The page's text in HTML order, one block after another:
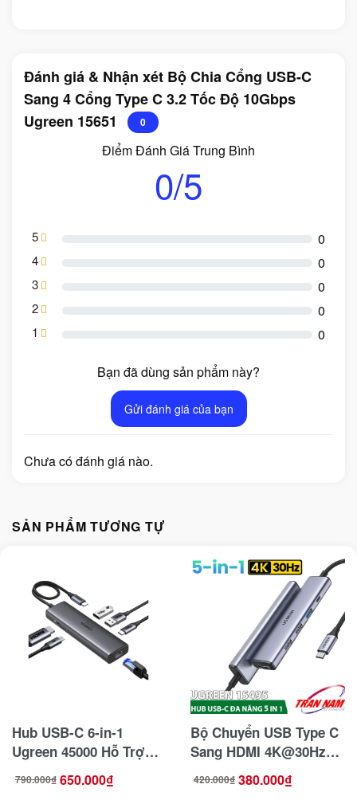
Đánh giá & Nhận xét Bộ Chia Cổng USB-C
Sang 4 Cổng Type C 3.2 Tốc Độ 10Gbps
Ugreen 15651
0
Điểm Đánh Giá Trung Bình
0/5
5 0
4 0
3 0
2 0
1 0
Bạn đã dùng sản phẩm này?
Gửi đánh giá của bạn
Chưa có đánh giá nào.
SẢN PHẨM TƯƠNG TỰ
Hub USB-C 6-in-1
Ugreen 45000 Hỗ Trợ
HDMI 4K@60Hz, 2x
USB-A 10Gbps, Lan
790.000₫
Giá
gốc 650.000₫
Giá
hiện
Bộ Chuyển USB Type C
Sang HDMI 4K@30Hz
+USB +Sạc PD 100W
Ugreen 15495
420.000₫
Giá
gốc 380.000₫
Giá
hiện